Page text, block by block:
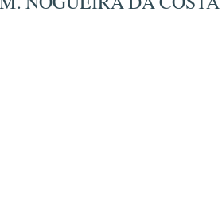
NOGUEIRA DA COSTA